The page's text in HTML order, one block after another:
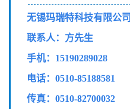
无锡玛瑞特科技有限公司
联系人：方先生
手机：15190289028
电话：0510-85188581
传真： 0510-82700032